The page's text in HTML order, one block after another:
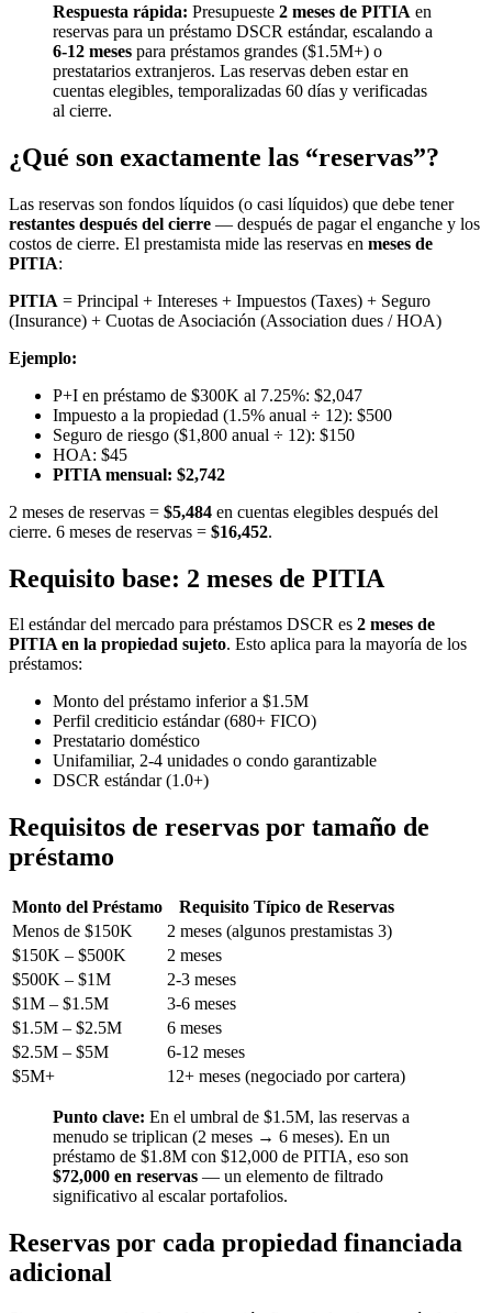
Respuesta rápida: Presupueste 2 meses de PITIA en
reservas para un préstamo DSCR estándar, escalando a
6-12 meses para préstamos grandes ($1.5M+) o
prestatarios extranjeros. Las reservas deben estar en
cuentas elegibles, temporalizadas 60 días y verificadas
al cierre.
¿Qué son exactamente las “reservas”?
Las reservas son fondos líquidos (o casi líquidos) que debe tener
restantes después del cierre — después de pagar el enganche y los
costos de cierre. El prestamista mide las reservas en meses de
PITIA:
PITIA = Principal + Intereses + Impuestos (Taxes) + Seguro
(Insurance) + Cuotas de Asociación (Association dues / HOA)
Ejemplo:
P+I en préstamo de $300K al 7.25%: $2,047
Impuesto a la propiedad (1.5% anual ÷ 12): $500
Seguro de riesgo ($1,800 anual ÷ 12): $150
HOA: $45
PITIA mensual: $2,742
2 meses de reservas = $5,484 en cuentas elegibles después del
cierre. 6 meses de reservas = $16,452.
Requisito base: 2 meses de PITIA
El estándar del mercado para préstamos DSCR es 2 meses de
PITIA en la propiedad sujeto. Esto aplica para la mayoría de los
préstamos:
Monto del préstamo inferior a $1.5M
Perfil crediticio estándar (680+ FICO)
Prestatario doméstico
Unifamiliar, 2-4 unidades o condo garantizable
DSCR estándar (1.0+)
Requisitos de reservas por tamaño de
préstamo
Monto del Préstamo
Requisito Típico de Reservas
Menos de $150K
2 meses (algunos prestamistas 3)
$150K – $500K
2 meses
$500K – $1M
2-3 meses
$1M – $1.5M
3-6 meses
$1.5M – $2.5M
6 meses
$2.5M – $5M
6-12 meses
$5M+
12+ meses (negociado por cartera)
Punto clave: En el umbral de $1.5M, las reservas a
menudo se triplican (2 meses → 6 meses). En un
préstamo de $1.8M con $12,000 de PITIA, eso son
$72,000 en reservas — un elemento de filtrado
significativo al escalar portafolios.
Reservas por cada propiedad financiada
adicional